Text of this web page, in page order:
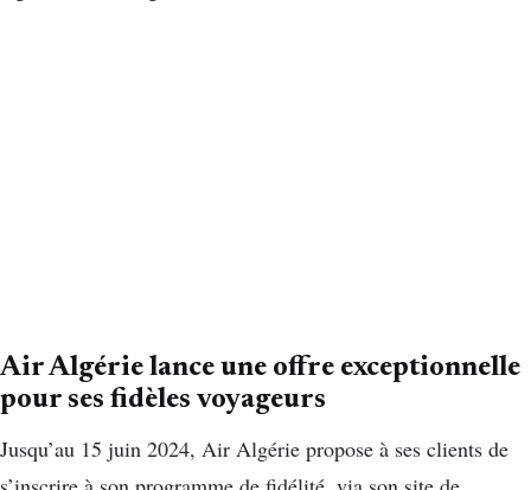
Air Algérie lance une offre exceptionnelle
pour ses fidèles voyageurs
Jusqu’au 15 juin 2024, Air Algérie propose à ses clients de